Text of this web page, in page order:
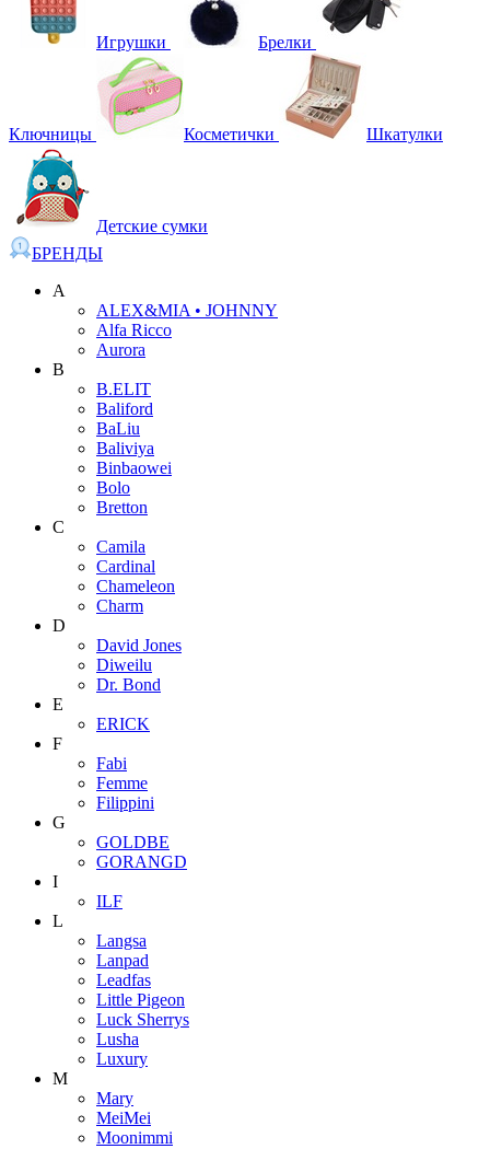
Игрушки Брелки
Ключницы Косметички Шкатулки
Детские сумки
БРЕНДЫ
A
ALEX&MIA • JOHNNY
Alfa Ricco
Aurora
B
B.ELIT
Baliford
BaLiu
Baliviya
Binbaowei
Bolo
Bretton
C
Camila
Cardinal
Chameleon
Charm
D
David Jones
Diweilu
Dr. Bond
E
ERICK
F
Fabi
Femme
Filippini
G
GOLDBE
GORANGD
I
ILF
L
Langsa
Lanpad
Leadfas
Little Pigeon
Luck Sherrys
Lusha
Luxury
M
Mary
MeiMei
Moonimmi